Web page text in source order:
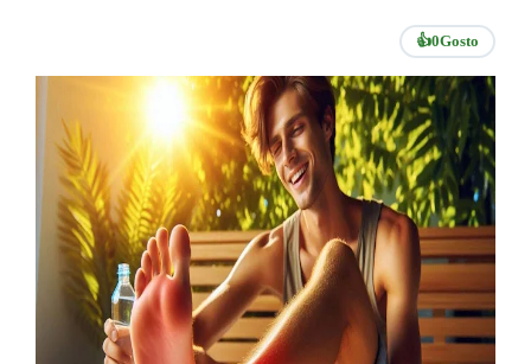
👍0Gosto